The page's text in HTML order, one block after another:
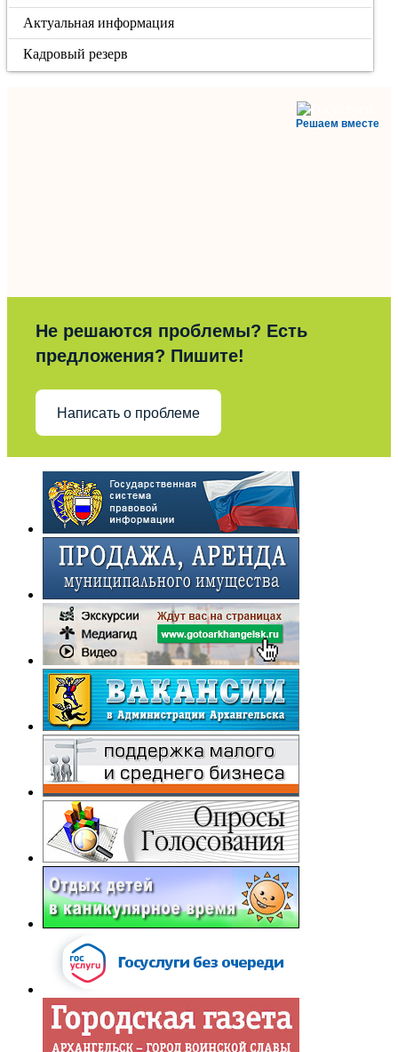
Актуальная информация
Кадровый резерв
Решаем вместе
Не решаются проблемы? Есть
предложения? Пишите!
Написать о проблеме